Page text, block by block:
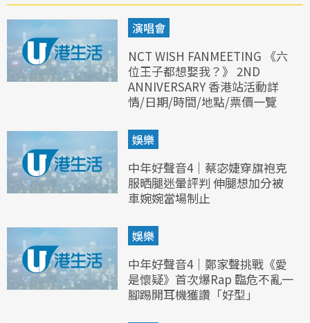
演唱會
NCT WISH FANMEETING 《六
位王子都想娶我？》 2ND
ANNIVERSARY 香港站活動詳
情/日期/時間/地點/票價一覽
娛樂
中年好聲音4｜蔡宓婕穿旗袍克
服晒腿迷暈評判 伸腿想加分被
車婉婉當場制止
娛樂
中年好聲音4｜鄭家聲挑戰《愛
是懷疑》首次爆Rap 臨危不亂一
腳踢開耳機獲讚「好型」